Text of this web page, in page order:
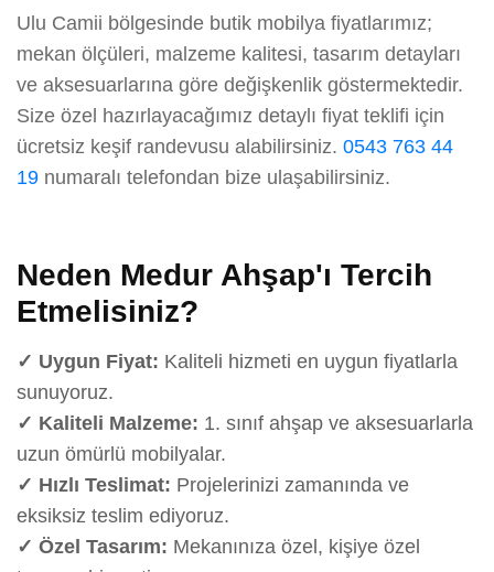
Ulu Camii bölgesinde butik mobilya fiyatlarımız;
mekan ölçüleri, malzeme kalitesi, tasarım detayları
ve aksesuarlarına göre değişkenlik göstermektedir.
Size özel hazırlayacağımız detaylı fiyat teklifi için
ücretsiz keşif randevusu alabilirsiniz. 0543 763 44
19 numaralı telefondan bize ulaşabilirsiniz.
Neden Medur Ahşap'ı Tercih
Etmelisiniz?
✓ Uygun Fiyat: Kaliteli hizmeti en uygun fiyatlarla
sunuyoruz.
✓ Kaliteli Malzeme: 1. sınıf ahşap ve aksesuarlarla
uzun ömürlü mobilyalar.
✓ Hızlı Teslimat: Projelerinizi zamanında ve
eksiksiz teslim ediyoruz.
✓ Özel Tasarım: Mekanınıza özel, kişiye özel